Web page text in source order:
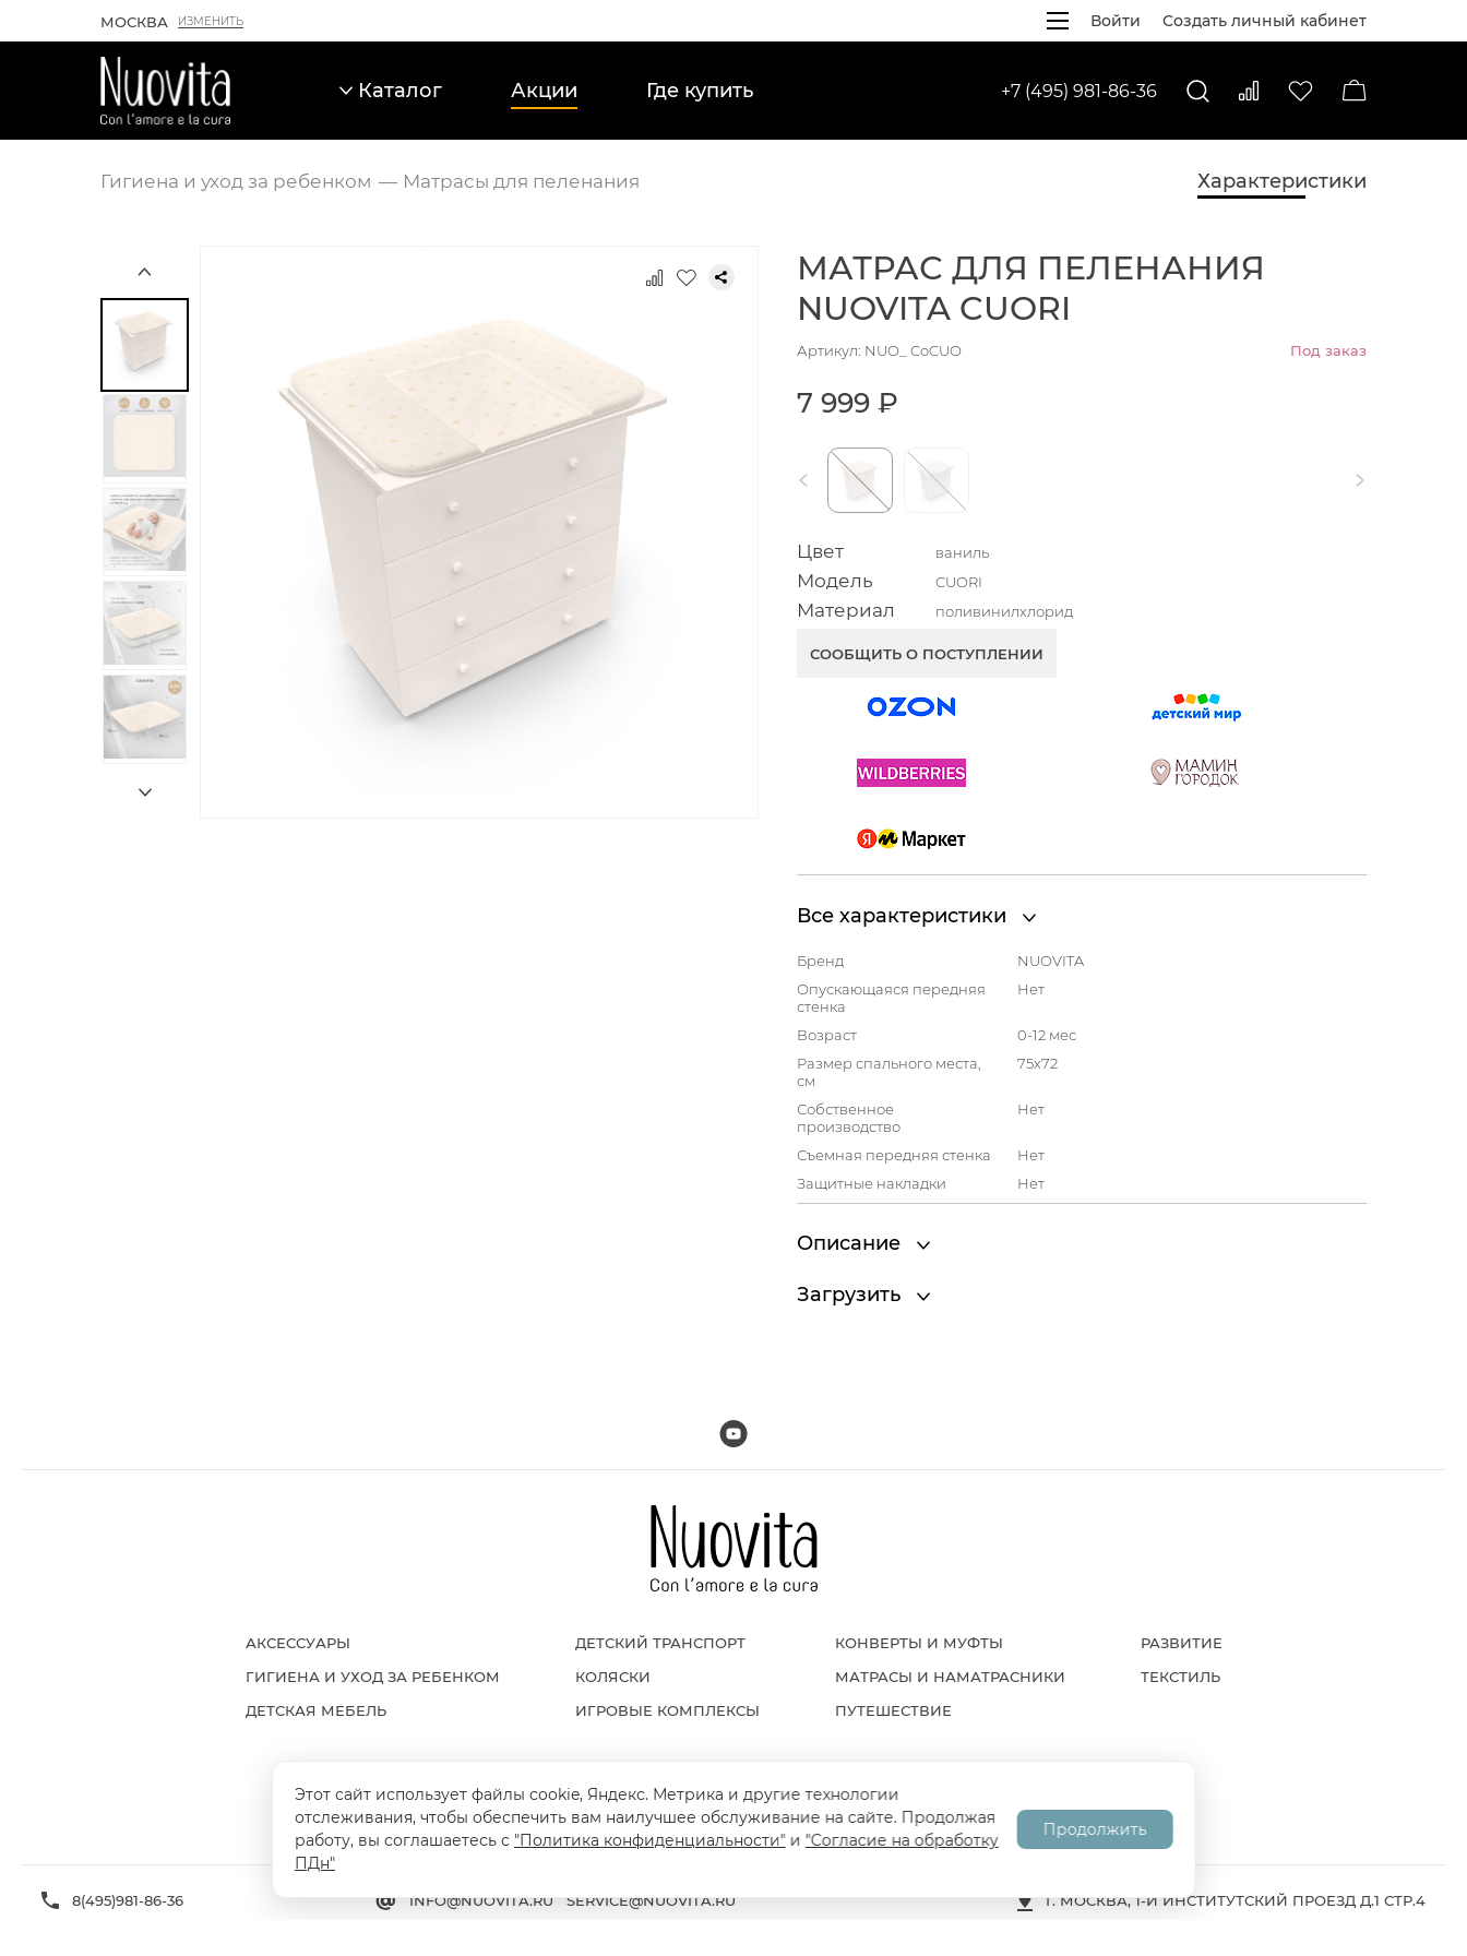
МОСКВА ИЗМЕНИТЬ Войти Создать личный кабинет
Каталог Акции Где купить +7 (495) 981-86-36
Гигиена и уход за ребенком Матрасы для пеленания Характеристики
Карточка товара
МАТРАС ДЛЯ ПЕЛЕНАНИЯ
NUOVITA CUORI
Артикул: NUO_ CoCUO Под заказ
7 999 ₽
Цвет ваниль
Модель CUORI
Материал поливинилхлорид
СООБЩИТЬ О ПОСТУПЛЕНИИ
Все характеристики
Бренд
NUOVITA
Опускающаяся передняя
стенка
Нет
Возраст
0-12 мес
Размер спального места,
см
75x72
Собственное
производство
Нет
Съемная передняя стенка
Нет
Защитные накладки
Нет
Описание
Загрузить
АКСЕССУАРЫ
ГИГИЕНА И УХОД ЗА РЕБЕНКОМ
ДЕТСКАЯ МЕБЕЛЬ
ДЕТСКИЙ ТРАНСПОРТ
КОЛЯСКИ
ИГРОВЫЕ КОМПЛЕКСЫ
КОНВЕРТЫ И МУФТЫ
МАТРАСЫ И НАМАТРАСНИКИ
ПУТЕШЕСТВИЕ
РАЗВИТИЕ
ТЕКСТИЛЬ
ГАРАНТИЯ И ВОЗВРАТ ПОЛИТИКА КОНФИДЕНЦИАЛЬНОСТИ ПУБЛИЧНАЯ ОФЕРТА СОГЛАСИЕ НА ОБРАБОТКУ ПД
8(495)981-86-36 INFO@NUOVITA.RU SERVICE@NUOVITA.RU Г. МОСКВА, 1-Й ИНСТИТУТСКИЙ ПРОЕЗД Д.1 СТР.4
Этот сайт использует файлы cookie, Яндекс. Метрика и другие технологии
отслеживания, чтобы обеспечить вам наилучшее обслуживание на сайте. Продолжая
работу, вы соглашаетесь с "Политика конфиденциальности"и "Согласие на обработку
ПДн"
Продолжить